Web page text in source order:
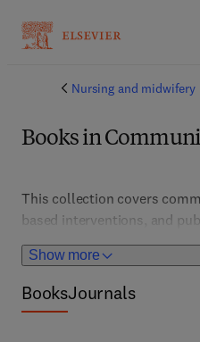
Nursing and midwifery
Books in
Show more
This collection covers
based interventions, and
Supporting practitioners
models of care, health
tailored for diverse
BooksJournals